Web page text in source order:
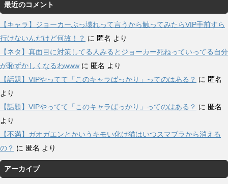
最近のコメント
【キャラ】ジョーカーぶっ壊れって言うから触ってみたらVIP手前すら
行けないんだけど何故！？ に 匿名 より
【ネタ】真面目に対策してる人みるとジョーカー死ねっていってる自分
が恥ずかしくなるわwww に 匿名 より
【話題】VIPやってて「このキャラばっかり」ってのはある？ に 匿名
より
【話題】VIPやってて「このキャラばっかり」ってのはある？ に 匿名
より
【不満】ガオガエンとかいうキモい化け猫はいつスマブラから消える
の？ に 匿名 より
アーカイブ